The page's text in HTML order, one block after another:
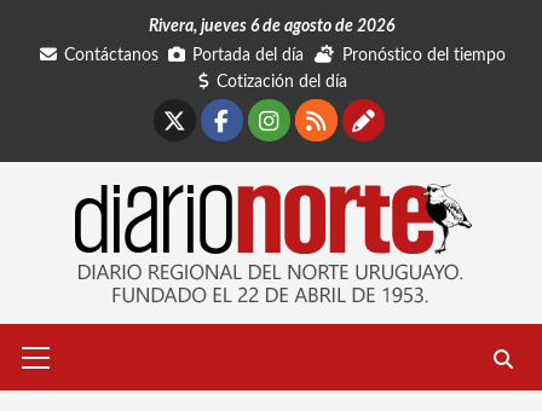
Rivera, jueves 6 de agosto de 2026
Contáctanos
Portada del día
Pronóstico del tiempo
Cotización del día
Facebook
Instagram
RSSContáctanos
primario